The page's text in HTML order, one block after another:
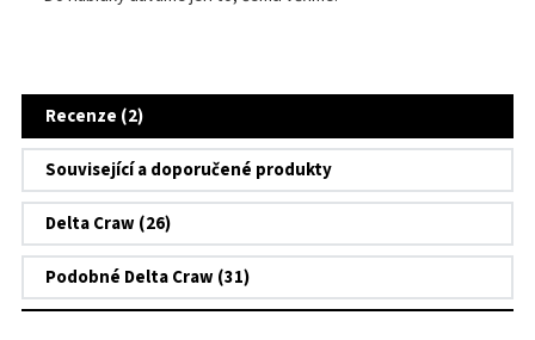
Recenze (2)
Související a doporučené produkty
Delta Craw (26)
Podobné Delta Craw (31)